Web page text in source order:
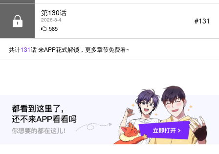
话 来APP花式解锁，更多章节免费看~
咚漫消息 11月新作&回归作品